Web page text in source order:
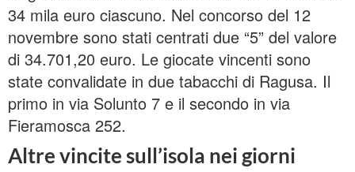
34 mila euro ciascuno. Nel concorso del 12
novembre sono stati centrati due “5” del valore
di 34.701,20 euro. Le giocate vincenti sono
state convalidate in due tabacchi di Ragusa. Il
primo in via Solunto 7 e il secondo in via
Fieramosca 252.
Altre vincite sull’isola nei giorni